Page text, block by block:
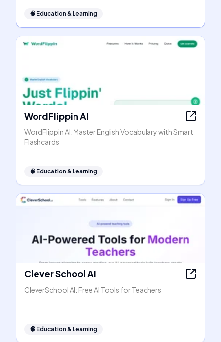
🧠 Education & Learning
WordFlippin AI
WordFlippin AI: Master English Vocabulary with Smart
Flashcards
🧠 Education & Learning
Clever School AI
CleverSchool AI: Free AI Tools for Teachers
🧠 Education & Learning